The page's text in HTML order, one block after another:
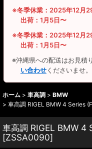
※冬季休業：2025年12月
出荷：1月5日〜
※冬季休業：2025年12月
出荷：1月5日〜
※沖縄県への配送はお見積
い合わせくださいませ。
ホーム > 車高調 > BMW
> 車高調 RIGEL BMW 4 Series
車高調 RIGEL BMW 4
[ZSSA0090]